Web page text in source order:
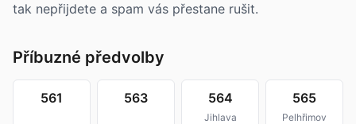
tak nepřijdete a spam vás přestane rušit.
Příbuzné předvolby
561 563 564
Jihlava
565
Pelhřimov